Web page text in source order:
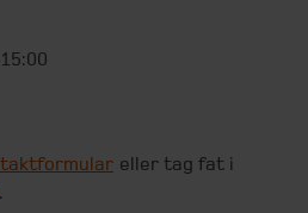
eller tag fat i
.